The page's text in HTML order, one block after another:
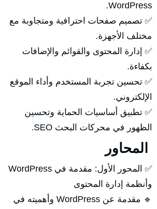
WordPress.
✅ تصميم صفحات احترافية ومتجاوبة مع
مختلف الأجهزة.
✅ إدارة المحتوى والقوائم والإضافات
بكفاءة.
✅ تحسين تجربة المستخدم وأداء الموقع
الإلكتروني.
✅ تطبيق أساسيات الحماية وتحسين
الظهور في محركات البحث SEO.
✅ المحور الأول: مقدمة في WordPress
وأنظمة إدارة المحتوى
🔹 مقدمة عن WordPress وأهميته في